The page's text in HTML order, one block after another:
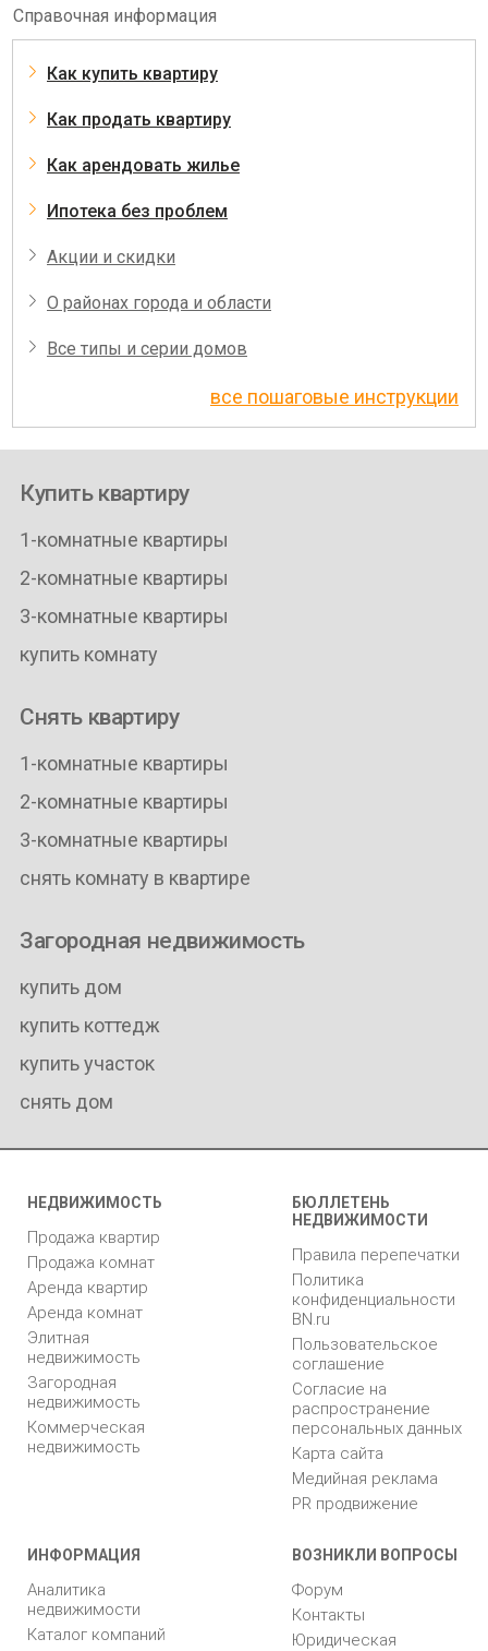
Справочная информация
Как купить квартиру
Как продать квартиру
Как арендовать жилье
Ипотека без проблем
Акции и скидки
О районах города и области
Все типы и серии домов
все пошаговые инструкции
Купить квартиру
1-комнатные квартиры
2-комнатные квартиры
3-комнатные квартиры
купить комнату
Снять квартиру
1-комнатные квартиры
2-комнатные квартиры
3-комнатные квартиры
снять комнату в квартире
Загородная недвижимость
купить дом
купить коттедж
купить участок
снять дом
НЕДВИЖИМОСТЬ
Продажа квартир
Продажа комнат
Аренда квартир
Аренда комнат
Элитная
недвижимость
Загородная
недвижимость
Коммерческая
недвижимость
БЮЛЛЕТЕНЬ
НЕДВИЖИМОСТИ
Правила перепечатки
Политика
конфиденциальности
BN.ru
Пользовательское
соглашение
Согласие на
распространение
персональных данных
Карта сайта
Медийная реклама
PR продвижение
ИНФОРМАЦИЯ
Аналитика
недвижимости
Каталог компаний
ВОЗНИКЛИ ВОПРОСЫ
Форум
Контакты
Юридическая